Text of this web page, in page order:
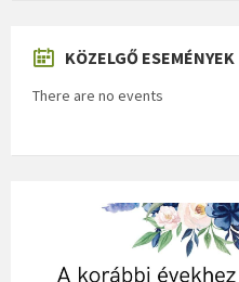
KÖZELGŐ ESEMÉNYEK
There are no events